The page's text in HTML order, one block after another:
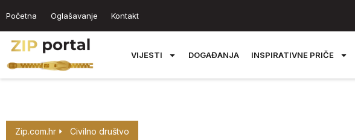
Početna Oglašavanje Kontakt
VIJESTI DOGAĐANJA INSPIRATIVNE PRIČE
Zip.com.hr Civilno društvo